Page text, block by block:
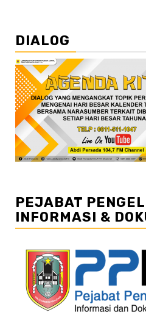
DIALOG
PEJABAT
INFORMASI &